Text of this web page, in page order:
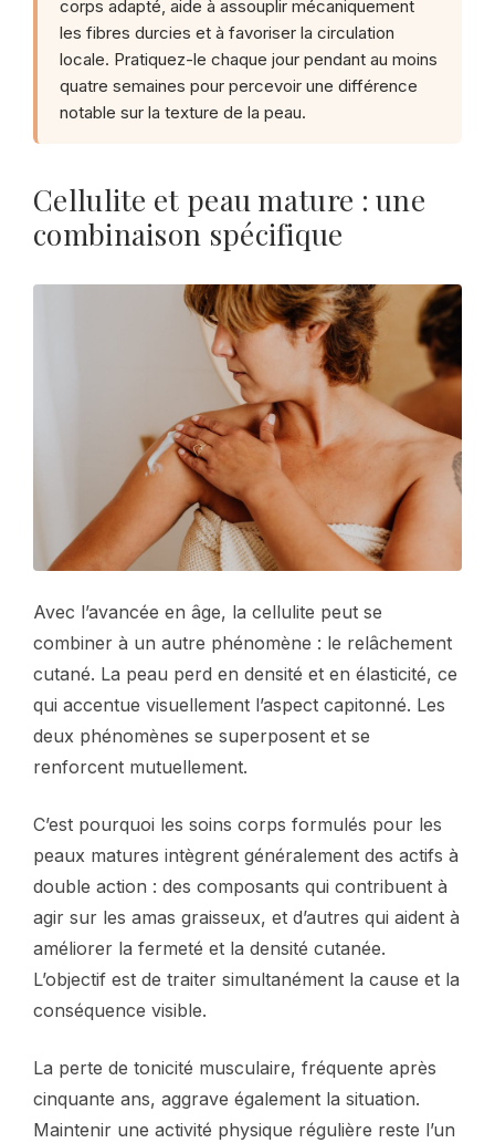
corps adapté, aide à assouplir mécaniquement
les fibres durcies et à favoriser la circulation
locale. Pratiquez-le chaque jour pendant au moins
quatre semaines pour percevoir une différence
notable sur la texture de la peau.
Cellulite et peau mature : une
combinaison spécifique
Avec l’avancée en âge, la cellulite peut se
combiner à un autre phénomène : le relâchement
cutané. La peau perd en densité et en élasticité, ce
qui accentue visuellement l’aspect capitonné. Les
deux phénomènes se superposent et se
renforcent mutuellement.
C’est pourquoi les soins corps formulés pour les
peaux matures intègrent généralement des actifs à
double action : des composants qui contribuent à
agir sur les amas graisseux, et d’autres qui aident à
améliorer la fermeté et la densité cutanée.
L’objectif est de traiter simultanément la cause et la
conséquence visible.
La perte de tonicité musculaire, fréquente après
cinquante ans, aggrave également la situation.
Maintenir une activité physique régulière reste l’un